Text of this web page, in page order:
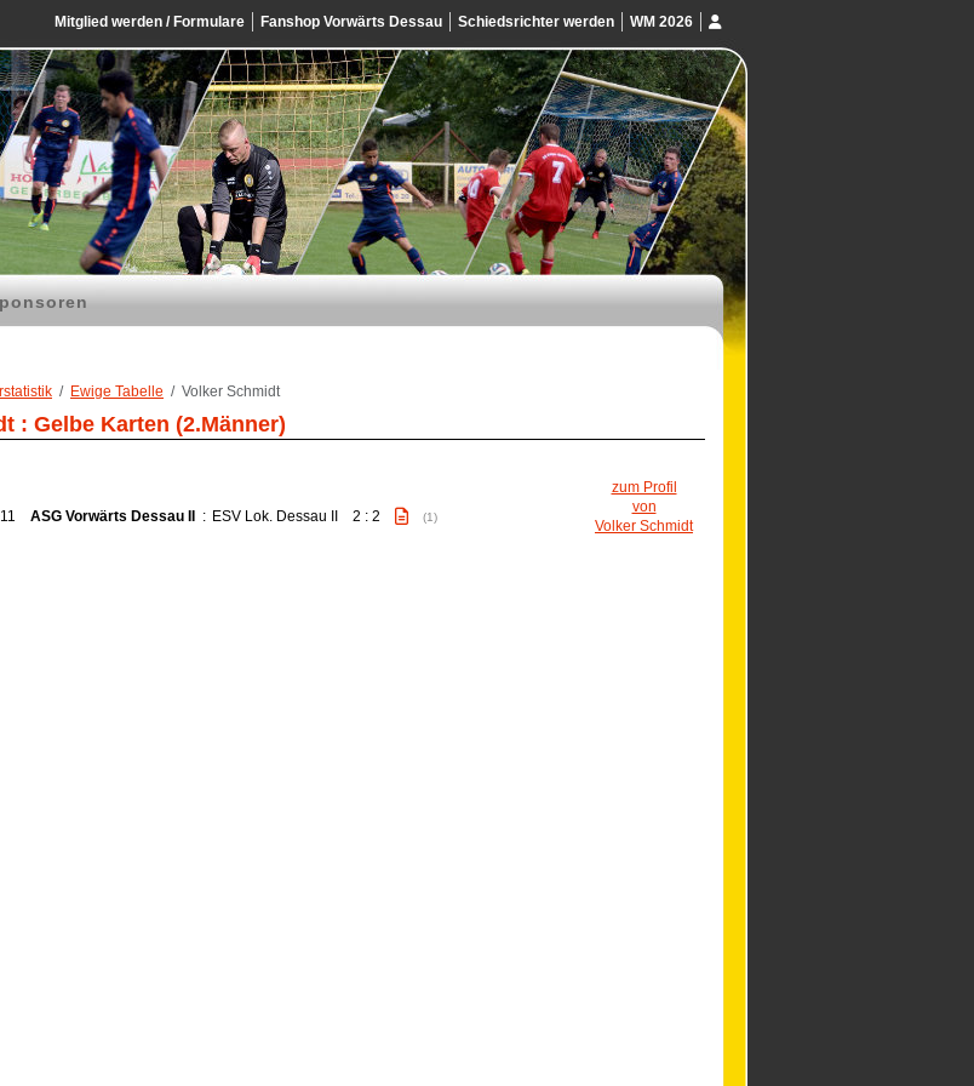
Mitglied werden / Formulare Fanshop Vorwärts Dessau Schiedsrichter werden WM 2026
Ewige Tabelle Volker Schmidt
: Gelbe Karten (2.Männer)
zum Profil
von
Volker Schmidt
ASG Vorwärts Dessau II : ESV Lok. Dessau II 2 : 2 (1)